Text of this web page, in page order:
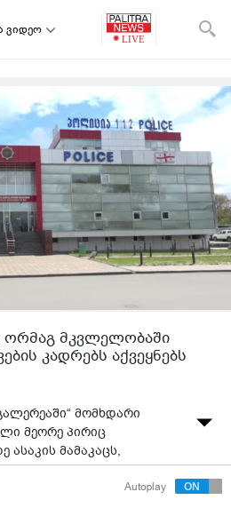
ვიდეო
მკვლელობაში
კადრებს აქვეყნებს
მომხდარი
მეორე პირიც
მამაკაცს,
სამედიცინო ცენტრAutoplay